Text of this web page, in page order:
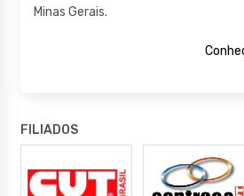
Minas Gerais.
FILIADOS